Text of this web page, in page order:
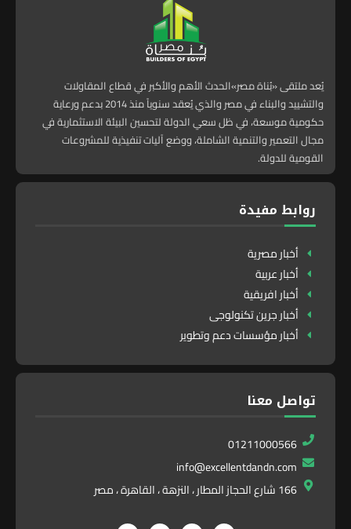
يُعد ملتقى «بُناة مصر»الحدث الأهم والأكبر في قطاع المقاولات
والتشييد والبناء في مصر والذي يُعقد سنوياً منذ 2014 بدعم ورعاية
حكومية موسعة، في ظل سعي الدولة لتحسين البيئة الاستثمارية في
مجال التعمير والتنمية الشاملة، ووضع آليات تنفيذية للمشروعات
القومية للدولة.
روابط مفيدة
أخبار مصرية
أخبار عربية
أخبار افريقية
أخبار جرين تكنولوجى
أخبار مؤسسات دعم وتطوير
تواصل معنا
01211000566
info@excellentdandn.com
166 شارع الحجاز المطار ، النزهة ، القاهرة ، مصر